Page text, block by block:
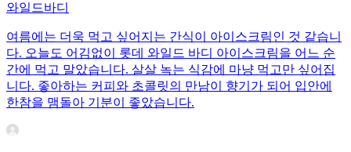
와일드바디
여름에는 더욱 먹고 싶어지는 간식이 아이스크림인 것 같습니
다. 오늘도 어김없이 롯데 와일드 바디 아이스크림을 어느 순
간에 먹고 말았습니다. 살살 녹는 식감에 마냥 먹고만 싶어집
니다. 좋아하는 커피와 초콜릿의 만남이 향기가 되어 입안에
한참을 맴돌아 기분이 좋았습니다.